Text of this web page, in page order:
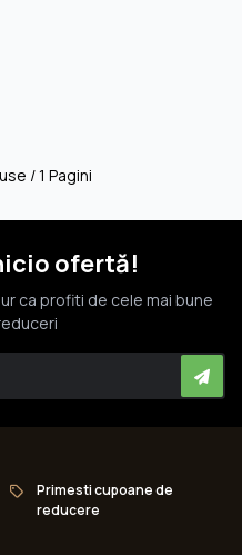
/ 1 Pagini
ofertă!
ca profiti de cele mai bune
Primesti cupoane de
reducere